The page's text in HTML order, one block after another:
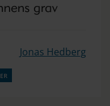
grav
Jonas Hedberg